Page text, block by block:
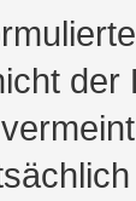
der